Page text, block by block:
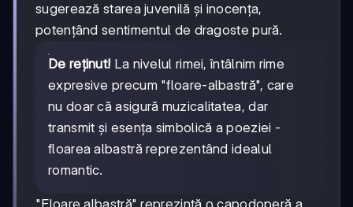
sugerează starea juvenilă și inocența,
potențând sentimentul de dragoste pură.
De reținut! La nivelul rimei, întâlnim rime
expresive precum "floare-albastră", care
nu doar că asigură muzicalitatea, dar
transmit și esența simbolică a poeziei -
floarea albastră reprezentând idealul
romantic.